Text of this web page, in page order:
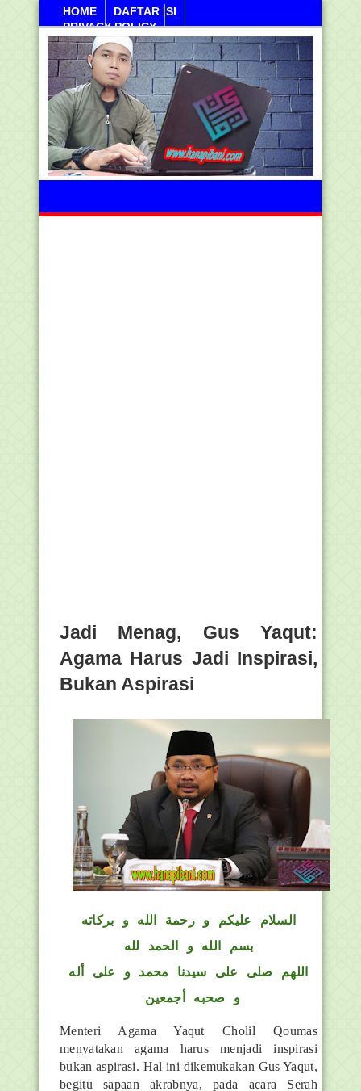
HOME
DAFTAR ISI
PRIVACY POLICY
Jumahat, 07 Agustus 2026
Jadi Menag, Gus Yaqut:
Agama Harus Jadi Inspirasi,
Bukan Aspirasi
السلام عليكم و رحمة الله و بركاته
بسم الله و الحمد لله
اللهم صلى على سيدنا محمد و على أله
و صحبه أجمعين
Menteri Agama Yaqut Cholil Qoumas
menyatakan agama harus menjadi inspirasi
bukan aspirasi. Hal ini dikemukakan Gus Yaqut,
begitu sapaan akrabnya, pada acara Serah